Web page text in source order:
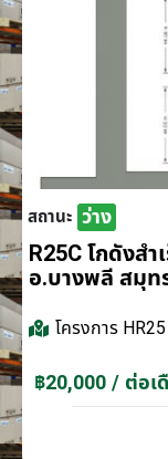
สถานะ ว่าง
R25C โกดังส
อ.บางพลี สมุท
โครงการ
฿20,000 / ต่อเ